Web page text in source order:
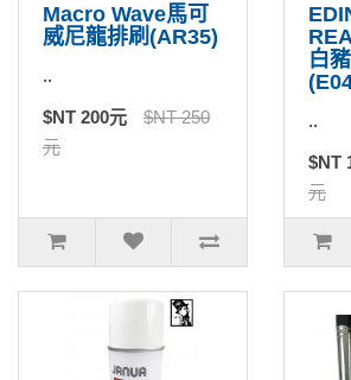
Macro Wave馬可
威尼龍排刷(AR35)
..
$NT 200元
$NT 250
元
白
..
$NT
元